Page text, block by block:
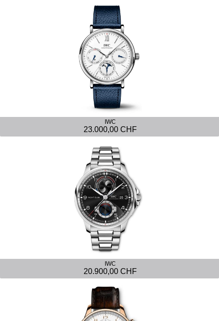
IWC
23.000,00 CHF
IWC
20.900,00 CHF